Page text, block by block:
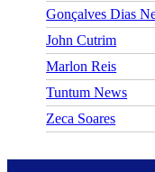
Gonçalves Dias
John Cutrim
Marlon Reis
Tuntum News
Zeca Soares